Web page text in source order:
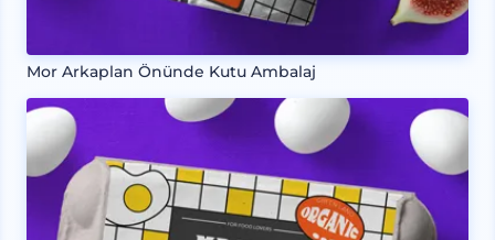
Mor Arkaplan Önünde Kutu Ambalaj